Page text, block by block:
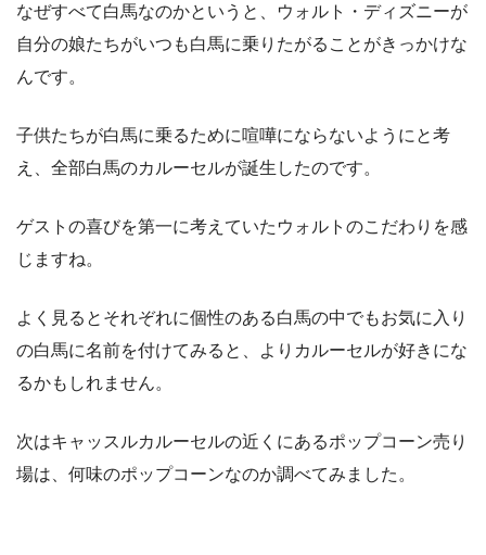
なぜすべて白馬なのかというと、ウォルト・ディズニーが
自分の娘たちがいつも白馬に乗りたがることがきっかけな
んです。
子供たちが白馬に乗るために喧嘩にならないようにと考
え、全部白馬のカルーセルが誕生したのです。
ゲストの喜びを第一に考えていたウォルトのこだわりを感
じますね。
よく見るとそれぞれに個性のある白馬の中でもお気に入り
の白馬に名前を付けてみると、よりカルーセルが好きにな
るかもしれません。
次はキャッスルカルーセルの近くにあるポップコーン売り
場は、何味のポップコーンなのか調べてみました。